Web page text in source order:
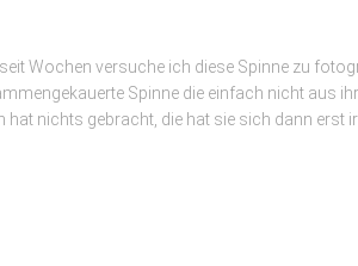
Wochen versuche ich diese Spinne zu
Spinne die einfach nicht aus
nichts gebracht, die hat sie sich dann erst